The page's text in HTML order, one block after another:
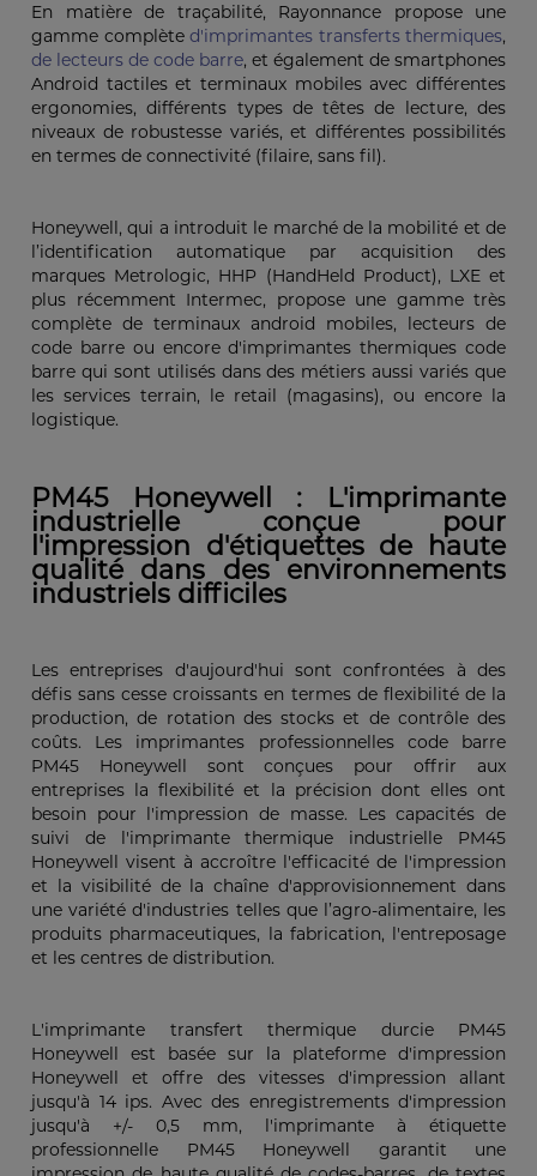
En matière de traçabilité, Rayonnance propose une
gamme complète d'imprimantes transferts thermiques,
de lecteurs de code barre, et également de smartphones
Android tactiles et terminaux mobiles avec différentes
ergonomies, différents types de têtes de lecture, des
niveaux de robustesse variés, et différentes possibilités
en termes de connectivité (filaire, sans fil).
Honeywell, qui a introduit le marché de la mobilité et de
l’identification automatique par acquisition des
marques Metrologic, HHP (HandHeld Product), LXE et
plus récemment Intermec, propose une gamme très
complète de terminaux android mobiles, lecteurs de
code barre ou encore d'imprimantes thermiques code
barre qui sont utilisés dans des métiers aussi variés que
les services terrain, le retail (magasins), ou encore la
logistique.
PM45 Honeywell : L'imprimante
industrielle conçue pour
l'impression d'étiquettes de haute
qualité dans des environnements
industriels difficiles
Les entreprises d'aujourd'hui sont confrontées à des
défis sans cesse croissants en termes de flexibilité de la
production, de rotation des stocks et de contrôle des
coûts. Les imprimantes professionnelles code barre
PM45 Honeywell sont conçues pour offrir aux
entreprises la flexibilité et la précision dont elles ont
besoin pour l'impression de masse. Les capacités de
suivi de l'imprimante thermique industrielle PM45
Honeywell visent à accroître l'efficacité de l'impression
et la visibilité de la chaîne d'approvisionnement dans
une variété d'industries telles que l’agro-alimentaire, les
produits pharmaceutiques, la fabrication, l'entreposage
et les centres de distribution.
L'imprimante transfert thermique durcie PM45
Honeywell est basée sur la plateforme d'impression
Honeywell et offre des vitesses d'impression allant
jusqu'à 14 ips. Avec des enregistrements d'impression
jusqu'à +/- 0,5 mm, l'imprimante à étiquette
professionnelle PM45 Honeywell garantit une